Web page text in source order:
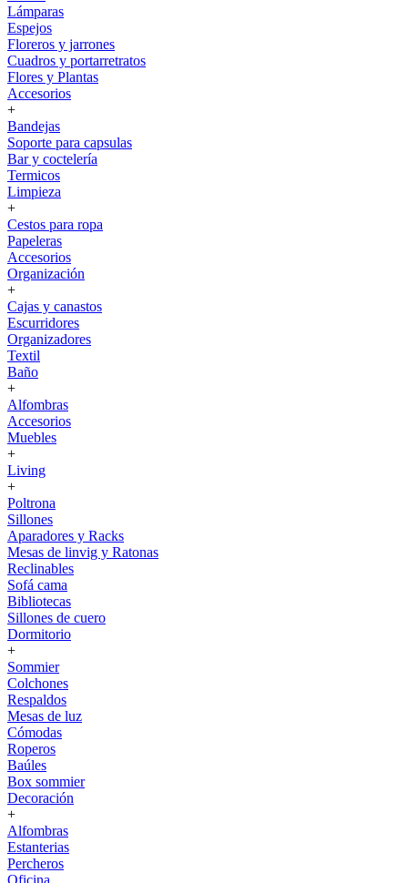
Lámparas
Espejos
Floreros y jarrones
Cuadros y portarretratos
Flores y Plantas
Accesorios
+
Bandejas
Soporte para capsulas
Bar y coctelería
Termicos
Limpieza
+
Cestos para ropa
Papeleras
Accesorios
Organización
+
Cajas y canastos
Escurridores
Organizadores
Textil
Baño
+
Alfombras
Accesorios
Muebles
+
Living
+
Poltrona
Sillones
Aparadores y Racks
Mesas de linvig y Ratonas
Reclinables
Sofá cama
Bibliotecas
Sillones de cuero
Dormitorio
+
Sommier
Colchones
Respaldos
Mesas de luz
Cómodas
Roperos
Baúles
Box sommier
Decoración
+
Alfombras
Estanterias
Percheros
Oficina